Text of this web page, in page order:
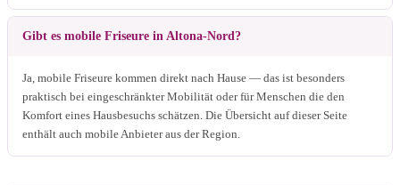
Gibt es mobile Friseure in Altona-Nord?
Ja, mobile Friseure kommen direkt nach Hause — das ist besonders
praktisch bei eingeschränkter Mobilität oder für Menschen die den
Komfort eines Hausbesuchs schätzen. Die Übersicht auf dieser Seite
enthält auch mobile Anbieter aus der Region.